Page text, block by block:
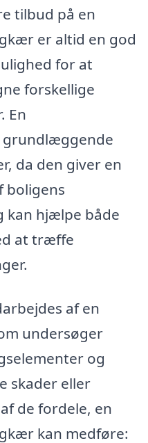
tilbud på en
er altid en god
for at
forskellige
En
da den giver en
boligens
kan hjælpe både
at træffe
af en
undersøger
og
skader eller
de fordele, en
kan medføre: